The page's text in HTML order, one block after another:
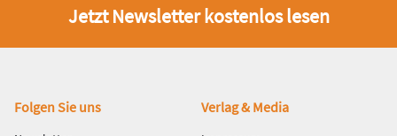
Jetzt Newsletter kostenlos lesen
Fußbereich
Folgen Sie uns Verlag & Media